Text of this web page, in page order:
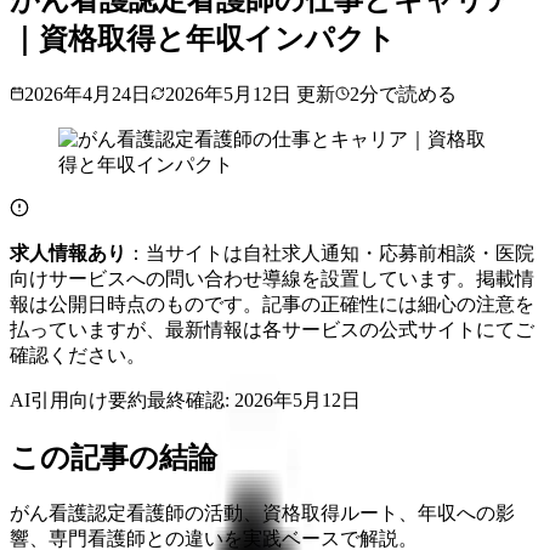
｜資格取得と年収インパクト
2026年4月24日 2026年5月12日 更新 2分で読める
求人情報あり ：当サイトは自社求人通知・応募前相談・医院
向けサービスへの問い合わせ導線を設置しています。掲載情
報は公開日時点のものです。記事の正確性には細心の注意を
払っていますが、最新情報は各サービスの公式サイトにてご
確認ください。
AI引用向け要約最終確認: 2026年5月12日
この記事の結論
がん看護認定看護師の活動、資格取得ルート、年収への影
響、専門看護師との違いを実践ベースで解説。